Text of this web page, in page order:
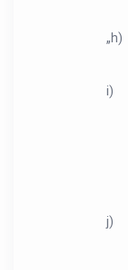
„h)
i)
j)